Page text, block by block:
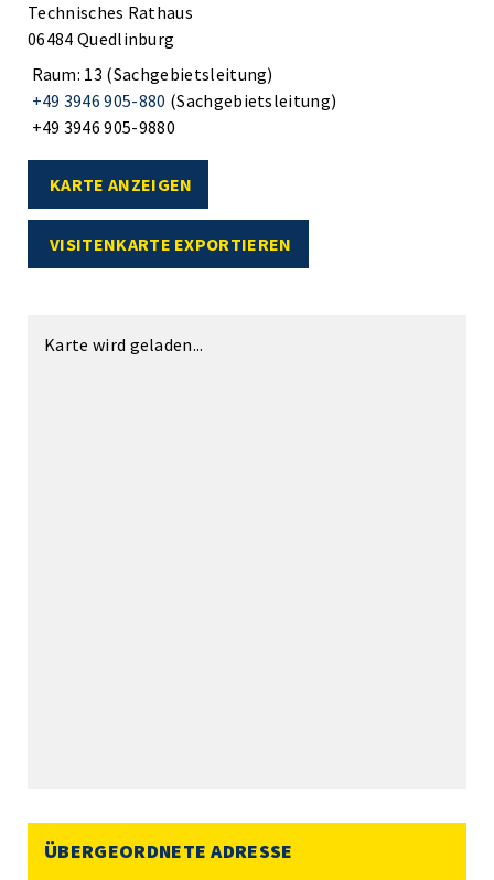
Technisches Rathaus
06484 Quedlinburg
Raum: 13 (Sachgebietsleitung)
+49 3946 905-880 (Sachgebietsleitung)
+49 3946 905-9880
KARTE ANZEIGEN
VISITENKARTE EXPORTIEREN
Karte wird geladen...
ÜBERGEORDNETE ADRESSE